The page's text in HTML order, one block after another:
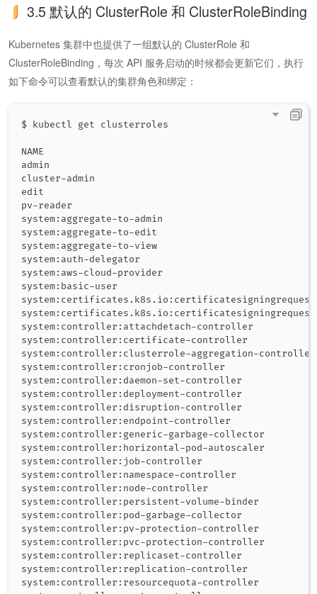
3.5 默认的 ClusterRole 和 ClusterRoleBinding
Kubernetes 集群中也提供了一组默认的 ClusterRole 和
ClusterRoleBinding，每次 API 服务启动的时候都会更新它们，执行
如下命令可以查看默认的集群角色和绑定：
$ kubectl get clusterroles
NAME
admin
cluster-admin
edit
pv-reader
system:aggregate-to-admin
system:aggregate-to-edit
system:aggregate-to-view
system:auth-delegator
system:aws-cloud-provider
system:basic-user
system:controller:attachdetach-controller
system:controller:certificate-controller
system:controller:clusterrole-aggregation-
system:controller:cronjob-controller
system:controller:daemon-set-controller
system:controller:deployment-controller
system:controller:disruption-controller
system:controller:endpoint-controller
system:controller:generic-garbage-collector
system:controller:horizontal-pod-autoscaler
system:controller:job-controller
system:controller:namespace-controller
system:controller:node-controller
system:controller:persistent-volume-binder
system:controller:pod-garbage-collector
system:controller:pv-protection-controller
system:controller:pvc-protection-controller
system:controller:replicaset-controller
system:controller:replication-controller
system:controller:resourcequota-controller